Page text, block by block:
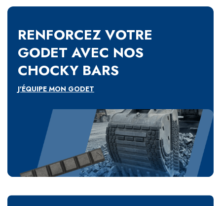
RENFORCEZ VOTRE
GODET AVEC NOS
CHOCKY BARS
J'ÉQUIPE MON GODET